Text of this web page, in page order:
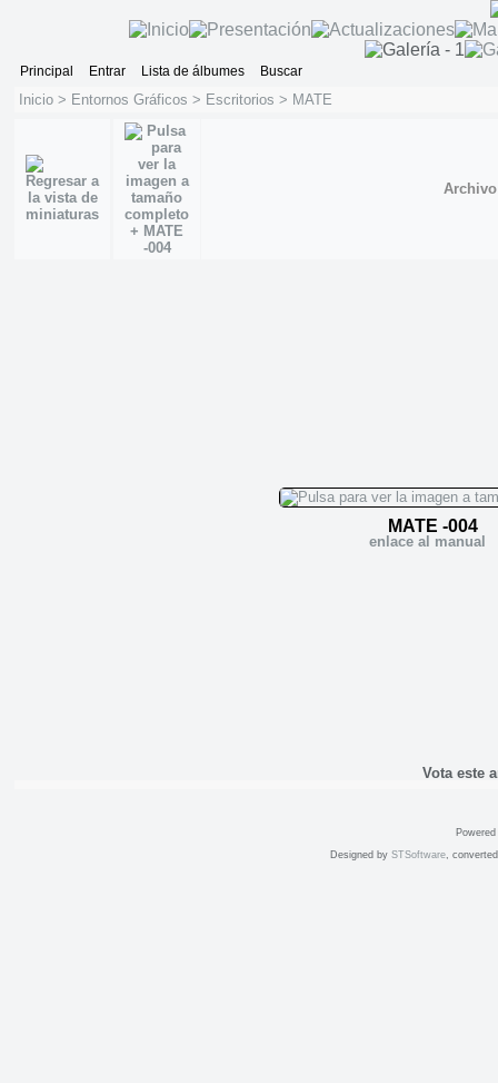
Principal Entrar Lista de álbumes Buscar
Inicio > Entornos Gráficos > Escritorios > MATE
MATE -004
enlace al manual
Vota este
Designed by STSoftware,